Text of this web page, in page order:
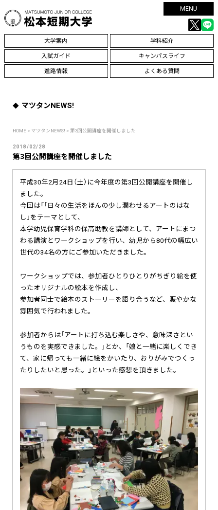
MENU
大学案内 学科紹介
入試ガイド キャンパスライフ
進路情報 よくある質問
マツタンNEWS!
HOME > マツタンNEWS! > 第3回公開講座を開催しました
2018/02/28
第3回公開講座を開催しました
平成30年2月24日（土）に今年度の第3回公開講座を開催し
ました。
今回は「「日々の生活をほんの少し潤わせるアートのはな
し」をテーマとして、
本学幼児保育学科の保高助教を講師として、アートにまつ
わる講演とワークショップを行い、幼児から80代の幅広い
世代の34名の方にご参加いただきました。
ワークショップでは、参加者ひとりひとりがちぎり絵を使
ったオリジナルの絵本を作成し、
参加者同士で絵本のストーリーを語り合うなど、賑やかな
雰囲気で行われました。
参加者からは「アートに打ち込む楽しさや、意味深さとい
うものを実感できました。」とか、「娘と一緒に楽しくでき
て、家に帰っても一緒に絵をかいたり、おりがみでつくっ
たりしたいと思った。」といった感想を頂きました。